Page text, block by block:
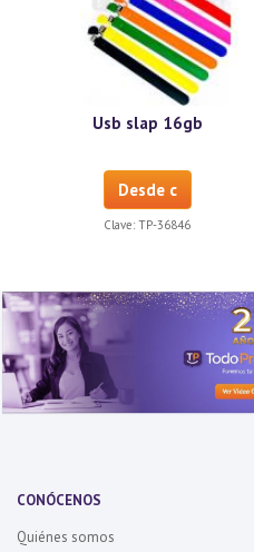
Usb slap 16gb
Desde c
Clave: TP-36846
CONÓCENOS
Quiénes somos